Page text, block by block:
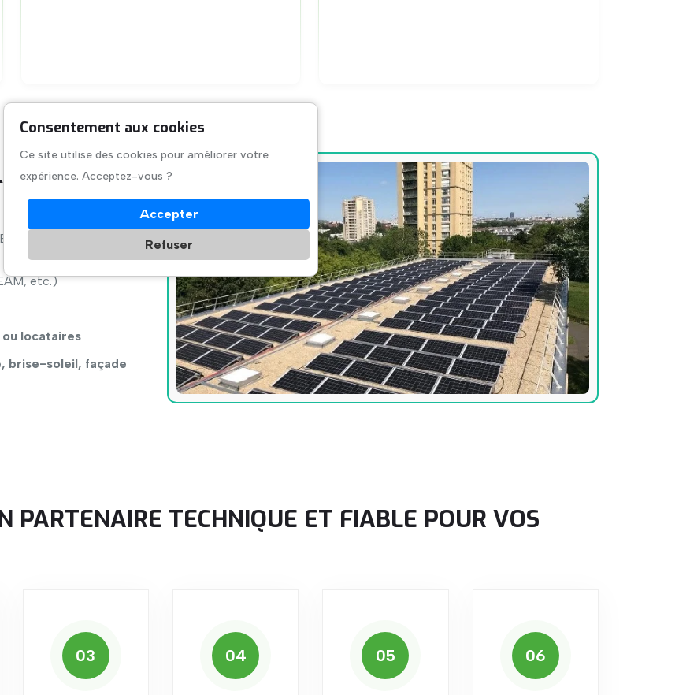
DÈS LA
décret tertiaire,
etc.)
locataires
brise-soleil, façade
PARTENAIRE TECHNIQUE ET FIABLE POUR VOS
03 04 05 06
Consentement aux cookies
Ce site utilise des cookies pour améliorer votre
expérience. Acceptez-vous ?
Accepter
Refuser